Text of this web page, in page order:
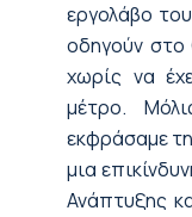
εργολάβο
οδηγούν στο
χωρίς να
μέτρο.
εκφράσαμε
μια
Ανάπτυξης